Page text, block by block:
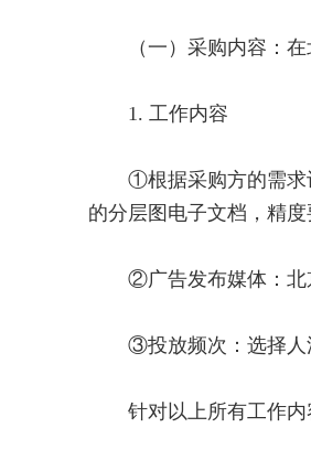
（一）采购内容：在
1. 工作内容
①根据采购方的需求设
的分层图电子文档，精
②广告发布媒体：北
③投放频次：选择人流
针对以上所有工作内